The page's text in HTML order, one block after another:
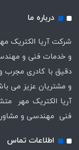
درباره ما
و خدمات فنی و
دقیق با کادری مجرب
و مشتریان عزیز می
آریا الکتریک مهر
فنی مهندسی و
اطلاعات تماس